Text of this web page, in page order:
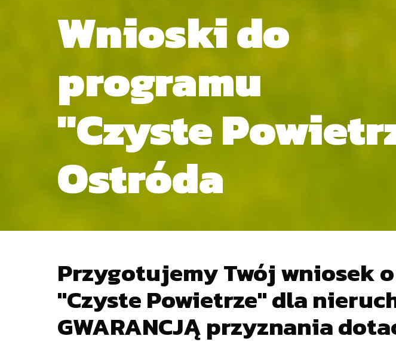
Wnioski do
programu
"Czyste
Ostróda
Przygotujemy Twój wniosek
"Czyste Powietrze" dla
GWARANCJĄ przyznania